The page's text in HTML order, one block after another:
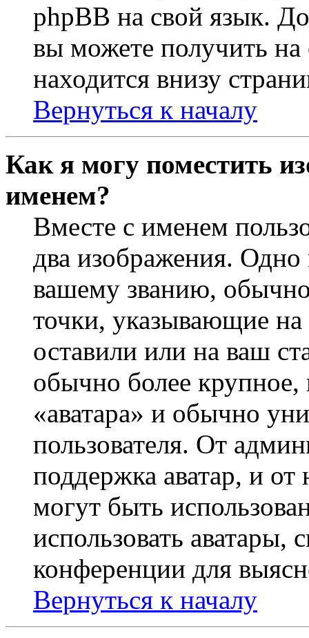
phpBB на свой язык.
вы можете получить на
находится внизу
Вернуться к началу
Как я могу поместить
именем?
Вместе с именем
два изображения.
вашему званию, обычно
точки, указывающие
оставили или на ваш
обычно более крупное,
«аватара» и обычно
пользователя. От
поддержка аватар, и от
могут быть
использовать аватары,
конференции для
Вернуться к началу